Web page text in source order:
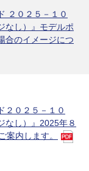
２０２５－１０
なし）』モデルポ
合のイメージにつ
２０２５－１０
なし）』2025年８
案内します。